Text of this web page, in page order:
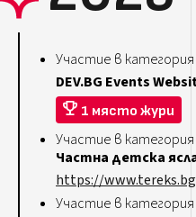
Участие в
DEV.BG Events
1 място жури
Участие в
Частна детска
https://
Участие в